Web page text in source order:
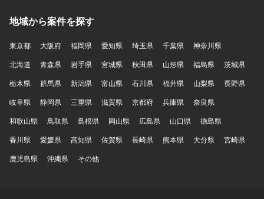
地域から案件を探す
東京都 大阪府 福岡県 愛知県 埼玉県 千葉県
神奈川県
北海道
青森県 岩手県 宮城県 秋田県 山形県 福島県
茨城県
栃木県
群馬県 新潟県 富山県 石川県 福井県 山梨県
長野県
岐阜県
静岡県 三重県 滋賀県 京都府 兵庫県
奈良県
和歌山県
鳥取県 島根県 岡山県 広島県 山口県
徳島県
香川県
愛媛県 高知県 佐賀県 長崎県 熊本県 大分県
宮崎県
鹿児島県
沖縄県 その他